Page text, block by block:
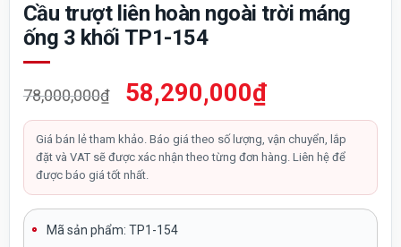
Cầu trượt liên hoàn ngoài trời máng
ống 3 khối TP1-154
78,000,000₫
Giá
gốc
là:
78,000,000₫.
58,290,000₫Giá
hiện
tại
là:
58,290,000₫.
Giá bán lẻ tham khảo. Báo giá theo số lượng, vận chuyển, lắp
đặt và VAT sẽ được xác nhận theo từng đơn hàng. Liên hệ để
được báo giá tốt nhất.
Mã sản phẩm: TP1-154